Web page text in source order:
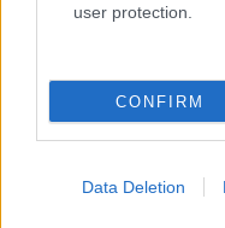
user protection.
CONFIRM
Data Deletion
Fókusz
Rég várt magyar